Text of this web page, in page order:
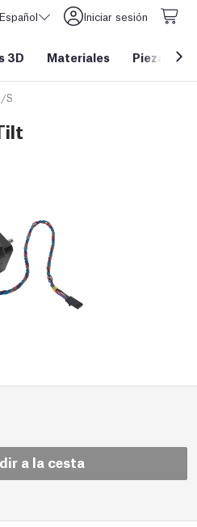
Español Iniciar sesión
3D Materiales Piezas y
S
a la cesta